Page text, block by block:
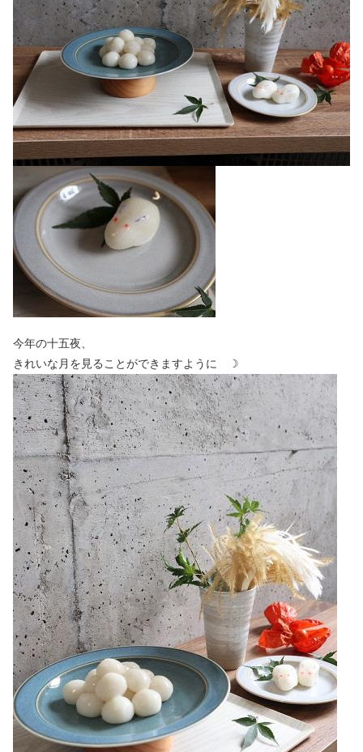
今年の十五夜、
きれいな月を見ることができますように ☽